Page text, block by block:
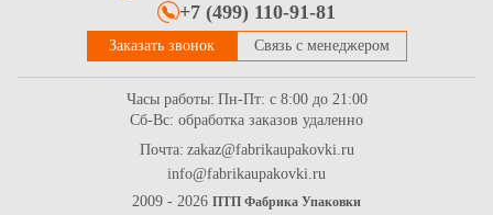
+7 (499) 110-91-81
Заказать звонок Связь с менеджером
Часы работы: Пн-Пт: с 8:00 до 21:00
Сб-Вс: обработка заказов удаленно
Почта: zakaz@fabrikaupakovki.ru
info@fabrikaupakovki.ru
2009 - 2026 ПТП Фабрика Упаковки